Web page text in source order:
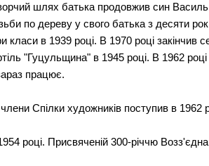
шлях батька продовжив син
по дереву у свого батька з десяти
класи в 1939 році. В 1970 році
"Гуцульщина" в 1945 році. В 1962
працює.
Спілки художників поступив в 1962
році. Присвяченій 300-річчю